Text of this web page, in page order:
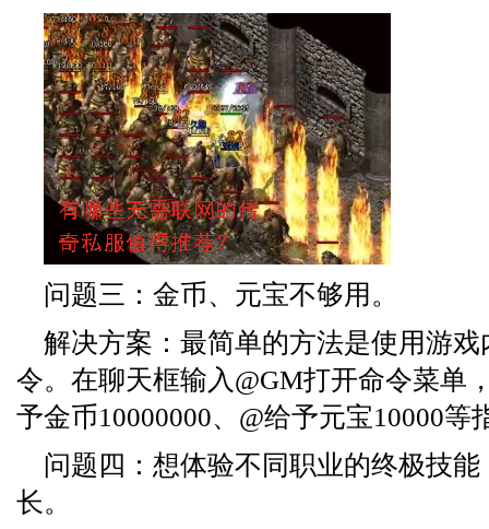
问题三：金币、元宝不够用。
解决方案：最简单的方法是使用游
令。在聊天框输入@GM打开命令菜单
予金币10000000、@给予元宝10000等
问题四：想体验不同职业的终极技
长。